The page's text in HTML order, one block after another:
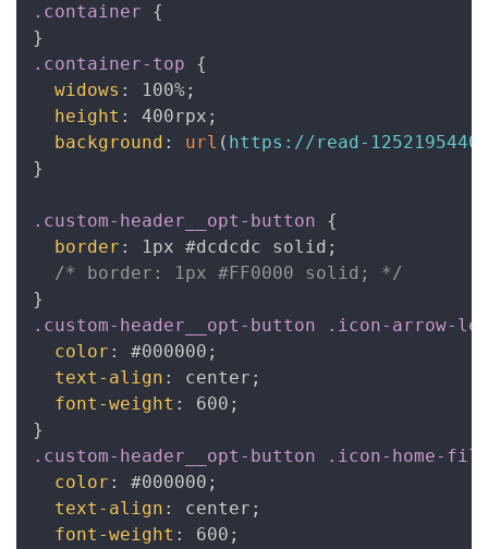
.container
{
}
.container-top
{
widows : 100%;
height : 400rpx ;
background : url ( https://read-
}
.custom-header__opt-button
{
border : 1px #dcdcdc solid ;
/* border: 1px #FF0000 solid; */
}
.custom-header__opt-button .icon-arrow-
color : #000000 ;
text-align : center ;
font-weight : 600 ;
}
.custom-header__opt-button .icon-home-
color : #000000 ;
text-align : center ;
font-weight : 600 ;